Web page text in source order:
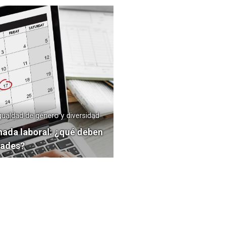
laboral: ¿qué deben
de género y diversidad